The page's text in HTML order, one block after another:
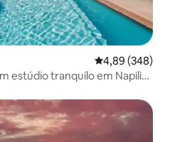
4,89 de uma
4,89 (348)
estúdio tranquilo em Napili